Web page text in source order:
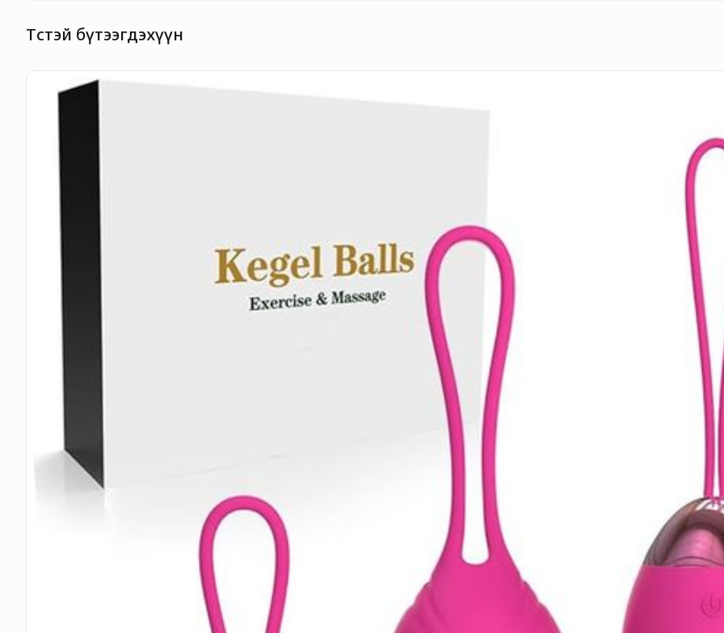
Төстэй бүтээгдэхүүн